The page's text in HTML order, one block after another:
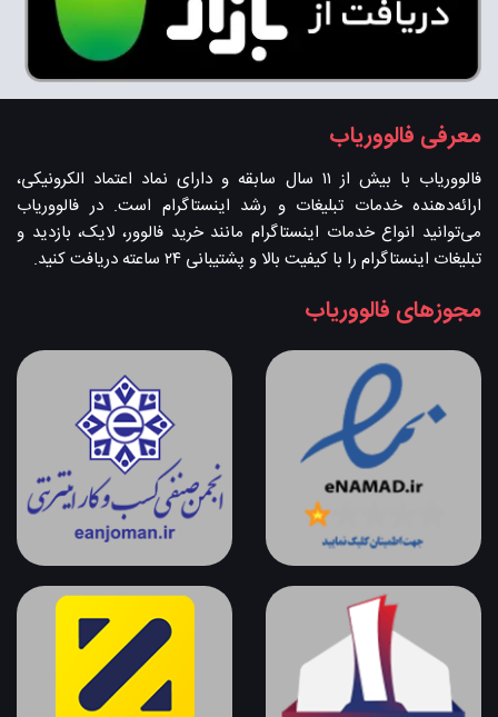
معرفی فالووریاب
فالووریاب با بیش از ۱۱ سال سابقه و دارای نماد اعتماد الکرونیکی،
ارائه‌دهنده خدمات تبلیغات و رشد اینستاگرام است. در فالووریاب
می‌توانید انواع خدمات اینستاگرام مانند خرید فالوور، لایک، بازدید و
تبلیغات اینستاگرام را با کیفیت بالا و پشتیبانی ۲۴ ساعته دریافت کنید.
مجوزهای فالووریاب